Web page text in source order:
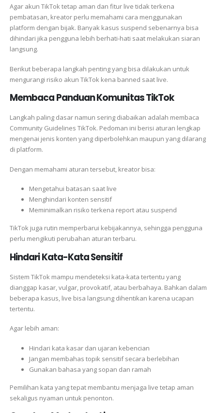
Agar akun TikTok tetap aman dan fitur live tidak terkena
pembatasan, kreator perlu memahami cara menggunakan
platform dengan bijak. Banyak kasus suspend sebenarnya bisa
dihindari jika pengguna lebih berhati-hati saat melakukan siaran
langsung.
Berikut beberapa langkah penting yang bisa dilakukan untuk
mengurangi risiko akun TikTok kena banned saat live.
Membaca Panduan Komunitas TikTok
Langkah paling dasar namun sering diabaikan adalah membaca
Community Guidelines TikTok. Pedoman ini berisi aturan lengkap
mengenai jenis konten yang diperbolehkan maupun yang dilarang
di platform.
Dengan memahami aturan tersebut, kreator bisa:
Mengetahui batasan saat live
Menghindari konten sensitif
Meminimalkan risiko terkena report atau suspend
TikTok juga rutin memperbarui kebijakannya, sehingga pengguna
perlu mengikuti perubahan aturan terbaru.
Hindari Kata-Kata Sensitif
Sistem TikTok mampu mendeteksi kata-kata tertentu yang
dianggap kasar, vulgar, provokatif, atau berbahaya. Bahkan dalam
beberapa kasus, live bisa langsung dihentikan karena ucapan
tertentu.
Agar lebih aman:
Hindari kata kasar dan ujaran kebencian
Jangan membahas topik sensitif secara berlebihan
Gunakan bahasa yang sopan dan ramah
Pemilihan kata yang tepat membantu menjaga live tetap aman
sekaligus nyaman untuk penonton.